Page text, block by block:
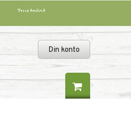
Trustpilot
Din konto